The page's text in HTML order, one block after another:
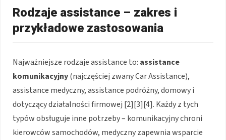
Rodzaje assistance – zakres i
przykładowe zastosowania
Najważniejsze rodzaje assistance to: assistance
komunikacyjny(najczęściej zwany Car Assistance),
assistance medyczny, assistance podróżny, domowy i
dotyczący działalności firmowej [2][3][4]. Każdy z tych
typów obsługuje inne potrzeby – komunikacyjny chroni
kierowców samochodów, medyczny zapewnia wsparcie